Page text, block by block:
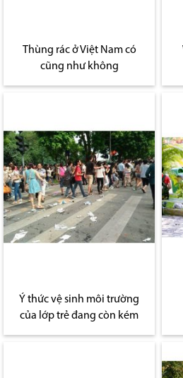
Thùng rác ở Việt Nam có
cũng như không
Ý thức vệ sinh môi trường
của lớp trẻ đang còn kém